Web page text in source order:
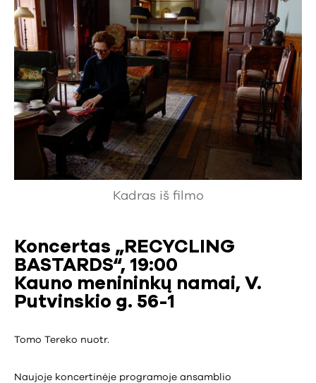
Kadras iš filmo
Koncertas „RECYCLING
BASTARDS“, 19:00
Kauno menininkų namai, V.
Putvinskio g. 56-1
Tomo Tereko nuotr.
Naujoje koncertinėje programoje ansamblio